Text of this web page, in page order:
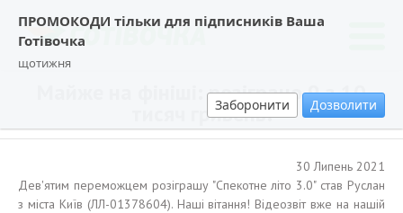
ПРОМОКОДИ тільки для підписників Ваша
Готівочка
щотижня
Заборонити Дозволити
Майже на фініші: розіграно 9 з 10
тисяч гривень!
30 Липень 2021
Дев'ятим переможцем розіграшу "Спекотне літо 3.0" став Руслан
з міста Київ (ЛЛ-01378604). Наші вітання! Відеозвіт вже на нашій